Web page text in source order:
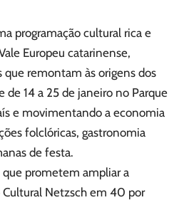
programação cultural rica e
Europeu catarinense,
que remontam às origens dos
de 14 a 25 de janeiro no Parque
e movimentando a economia
folclóricas, gastronomia
de festa.
que prometem ampliar a
Cultural Netzsch em 40 por